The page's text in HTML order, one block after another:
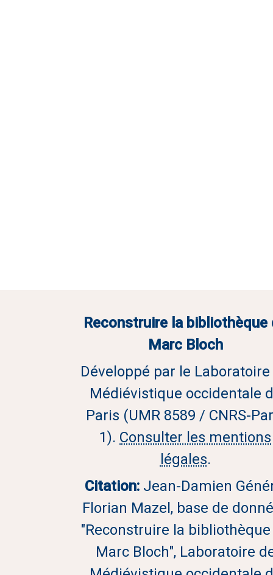
Reconstruire la bibliothèque
Marc Bloch
Développé par le
Médiévistique occidentale
Paris (UMR 8589 / CNRS-
1). Consulter les mentions
légales.
Citation: Jean-Damien
Florian Mazel, base de
"Reconstruire la
Marc Bloch", Laboratoire